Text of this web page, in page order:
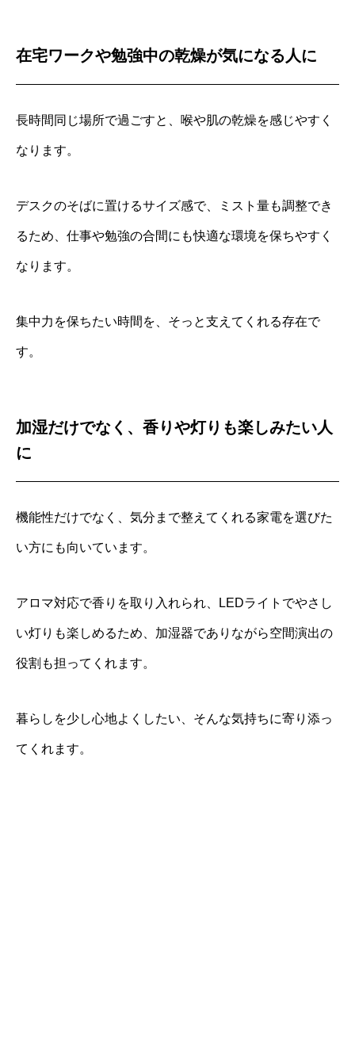
在宅ワークや勉強中の乾燥が気になる人に
長時間同じ場所で過ごすと、喉や肌の乾燥を感じやすく
なります。
デスクのそばに置けるサイズ感で、ミスト量も調整でき
るため、仕事や勉強の合間にも快適な環境を保ちやすく
なります。
集中力を保ちたい時間を、そっと支えてくれる存在で
す。
加湿だけでなく、香りや灯りも楽しみたい人
に
機能性だけでなく、気分まで整えてくれる家電を選びた
い方にも向いています。
アロマ対応で香りを取り入れられ、LEDライトでやさし
い灯りも楽しめるため、加湿器でありながら空間演出の
役割も担ってくれます。
暮らしを少し心地よくしたい、そんな気持ちに寄り添っ
てくれます。